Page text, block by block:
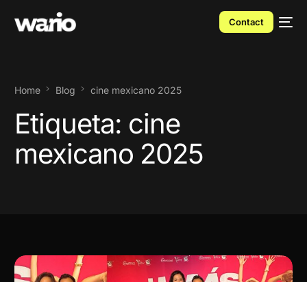
Contact
Home Blog cine mexicano 2025
Etiqueta: cine
mexicano 2025